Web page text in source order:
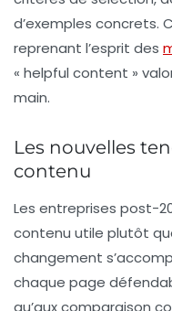
d’exemples
reprenant l’esprit des
« helpful content »
main.
Les nouvelles
contenu
Les entreprises post-
contenu utile plutôt
changement
chaque page